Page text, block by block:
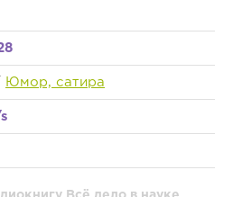
Юмор, сатира
Всё дело в науке